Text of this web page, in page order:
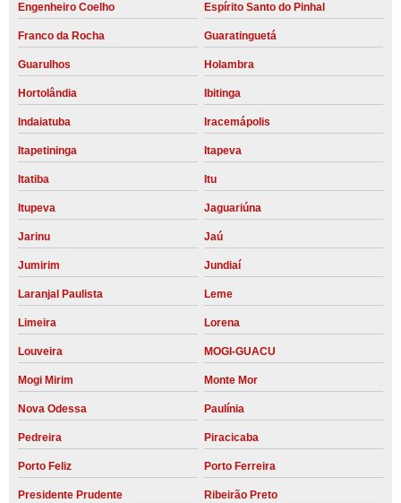
Engenheiro Coelho Espírito Santo do Pinhal
Franco da Rocha Guaratinguetá
Guarulhos Holambra
Hortolândia Ibitinga
Indaiatuba Iracemápolis
Itapetininga Itapeva
Itatiba Itu
Itupeva Jaguariúna
Jarinu Jaú
Jumirim Jundiaí
Laranjal Paulista Leme
Limeira Lorena
Louveira MOGI-GUACU
Mogi Mirim Monte Mor
Nova Odessa Paulínia
Pedreira Piracicaba
Porto Feliz Porto Ferreira
Presidente Prudente Ribeirão Preto